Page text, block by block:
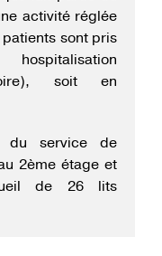
activité réglée
sont pris
soit en
du service de
2ème étage et
de 26 lits